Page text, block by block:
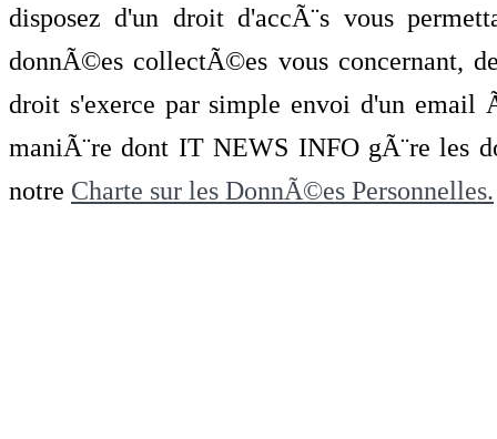
disposez d'un droit d'accÃ¨s vous
donnÃ©es collectÃ©es vous concernant,
droit s'exerce par simple envoi d'un
maniÃ¨re dont IT NEWS INFO gÃ¨re les
notre Charte sur les DonnÃ©es Personnelles.